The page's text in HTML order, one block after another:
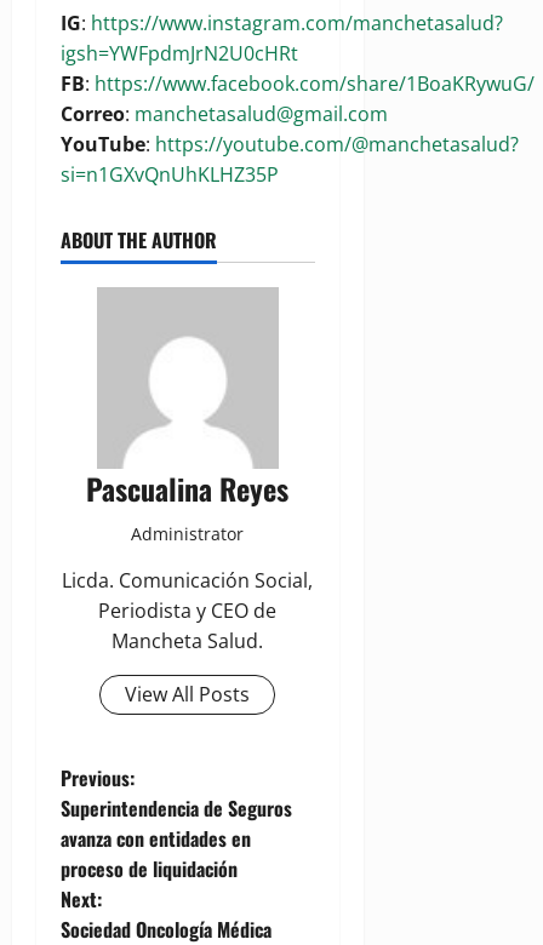
IG: https://www.instagram.com/manchetasalud?
igsh=YWFpdmJrN2U0cHRt
FB: https://www.facebook.com/share/1BoaKRywuG/
Correo: manchetasalud@gmail.com
YouTube: https://youtube.com/@manchetasalud?
si=n1GXvQnUhKLHZ35P
ABOUT THE AUTHOR
Pascualina Reyes
Administrator
Licda. Comunicación Social,
Periodista y CEO de
Mancheta Salud.
View All Posts
P
o
s
Previous:
Superintendencia de Seguros
avanza con entidades en
proceso de liquidación
Next:
Sociedad Oncología Médica